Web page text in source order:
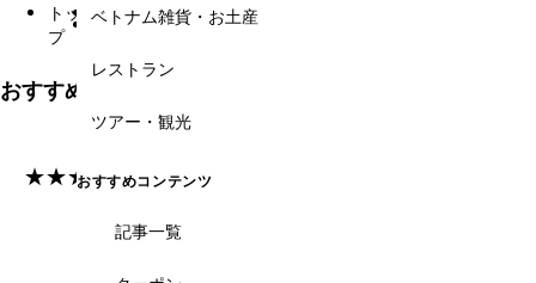
ベトナム雑貨・お土産
レストラン
ツアー・観光
おすすめコンテンツ
記事一覧
トッ
プ
エステ・スパ・美スパ・マッサージ・街
おすすめレビュー
★★★★★
料金